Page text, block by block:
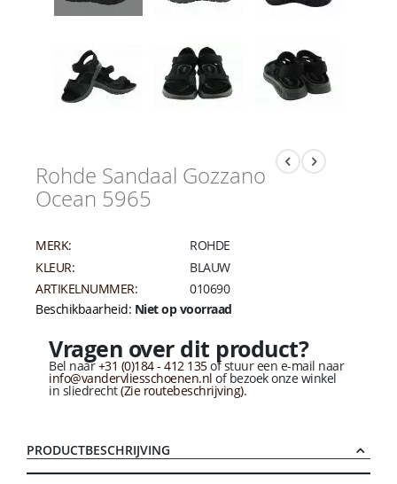
Rohde Sandaal Gozzano
Ocean 5965
MERK:
ROHDE
KLEUR:
BLAUW
ARTIKELNUMMER:
010690
Beschikbaarheid: Niet op voorraad
Vragen over dit product?
Bel naar+31 (0)184 - 412 135of stuur een e-mail naar
info@vandervliesschoenen.nl of bezoek onze winkel
in sliedrecht(Zie routebeschrijving).
PRODUCTBESCHRIJVING